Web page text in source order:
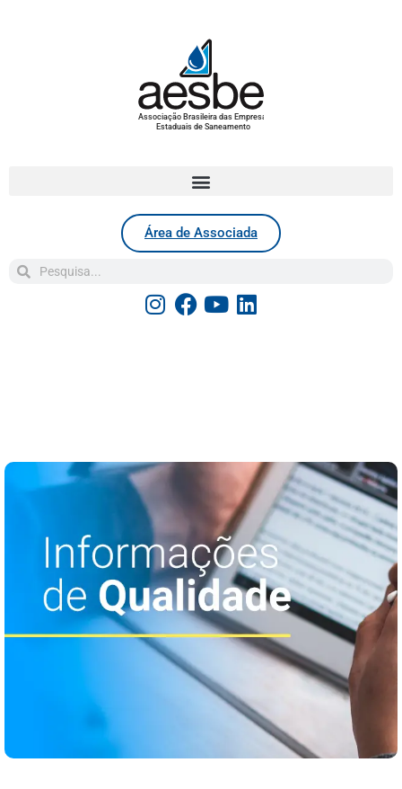
Associação Brasileira das Empresas
Estaduais de Saneamento
Área de Associada